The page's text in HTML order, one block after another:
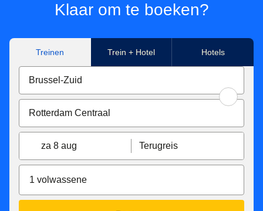
Klaar om te boeken?
Treinen Trein + Hotel Hotels
za 8 aug Terugreis
1 volwassene